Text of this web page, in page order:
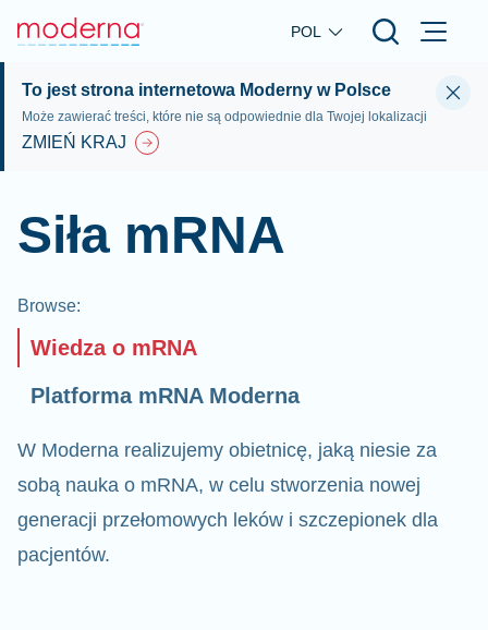
Skip to main content
POL
To jest strona internetowa Moderny w Polsce
Może zawierać treści, które nie są odpowiednie dla Twojej lokalizacji
ZMIEŃ KRAJ
Siła mRNA
Browse:
Wiedza o mRNA
Platforma mRNA Moderna
W Moderna realizujemy obietnicę, jaką niesie za
sobą nauka o mRNA, w celu stworzenia nowej
generacji przełomowych leków i szczepionek dla
pacjentów.